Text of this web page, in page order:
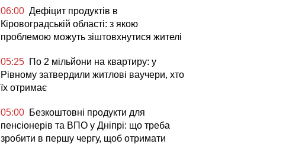
06:00 Дефіцит продуктів в
Кіровоградській області: з якою
проблемою можуть зіштовхнутися жителі
05:25 По 2 мільйони на квартиру: у
Рівному затвердили житлові ваучери, хто
їх отримає
05:00 Безкоштовні продукти для
пенсіонерів та ВПО у Дніпрі: що треба
зробити в першу чергу, щоб отримати